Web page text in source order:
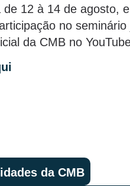
de 12 à 14 de agosto,
no seminário
da CMB no
da CMB